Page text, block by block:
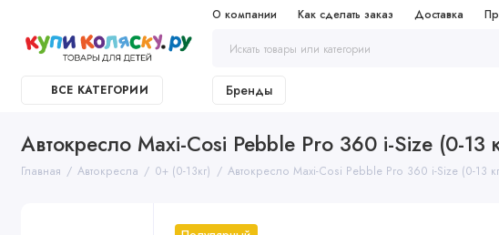
О компании Как сделать заказ Доставка
ВСЕ КАТЕГОРИИ Бренды
Автокресло Maxi-Cosi Pebble Pro 360 i-Size (0-
Главная Автокресла 0+ (0-13кг) Автокресло Maxi-Cosi Pebble Pro 360 i-Size (0-13